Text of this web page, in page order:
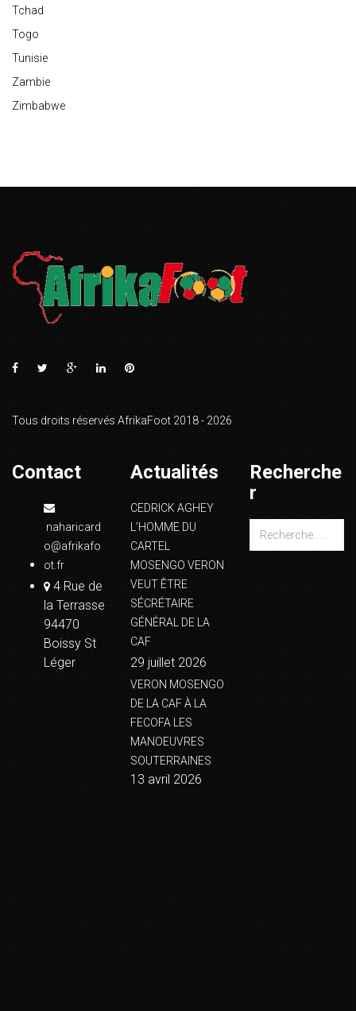
Tchad
Togo
Tunisie
Zambie
Zimbabwe
Tous droits réservés AfrikaFoot 2018 - 2026
Contact
naharicard
o@afrikafo
ot.fr
4 Rue de
la Terrasse
94470
Boissy St
Léger
Actualités
CEDRICK AGHEY
L’HOMME DU
CARTEL
MOSENGO VERON
VEUT ÊTRE
SÉCRÉTAIRE
GÉNÉRAL DE LA
CAF
29 juillet 2026
VERON MOSENGO
DE LA CAF À LA
FECOFA LES
MANOEUVRES
SOUTERRAINES
13 avril 2026
Recherche
r